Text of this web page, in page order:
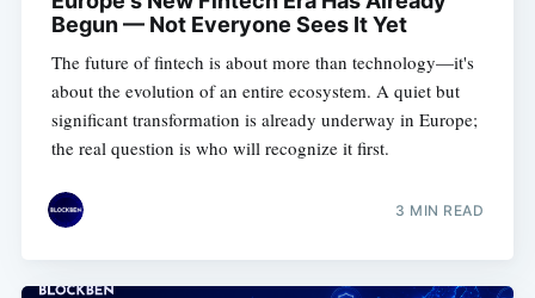
Begun — Not Everyone Sees It Yet
The future of fintech is about more than technology—it's
about the evolution of an entire ecosystem. A quiet but
significant transformation is already underway in Europe;
the real question is who will recognize it first.
3 MIN READ